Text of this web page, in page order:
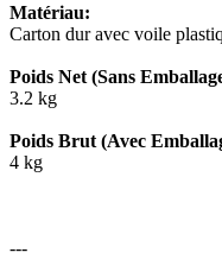
Matériau:
Carton dur avec voile
Poids Net (Sans
3.2 kg
Poids Brut (Avec
4 kg
---